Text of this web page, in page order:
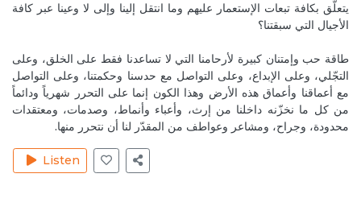
Sep 2, 2020
I mentioned a lot “ resilient lebanese” and now i am
learning to choose my positive words intelligently and
wisely
الذاكرة الجماعية والوعي الجماعي Reply
Lovely discussion!! Love you guys❤️❤️
يتعلّق بكافة تبعات الإستعمار عليهم وما انتقل إلينا وإلى لا وعينا عبر كافة
الأجيال التي سبقتنا؟
طاقة حب وإمتنان كبيرة لأرحامنا التي لا تساعدنا فقط على الخلق، وعلى
التجّلي، وعلى الإبداع، وعلى التواصل مع حدسنا وحكمتنا، وعلى التواصل
مع أعماقنا وأعماق هذه الأرض وهذا الكون إنما على التحرر شهرياً ودائماً
من كل ما نخزّنه داخلنا من إرث، وأعباء وأنماط، وصدمات، ومعتقدات
محدودة، وجراح، ومشاعر وعواطف من المقدّر لنا أن نتحرر منها.
Listen